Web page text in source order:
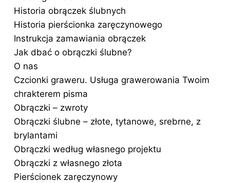
Historia obrączek ślubnych
Historia pierścionka zaręczynowego
Instrukcja zamawiania obrączek
Jak dbać o obrączki ślubne?
O nas
Czcionki graweru. Usługa grawerowania Twoim
chrakterem pisma
Obrączki – zwroty
Obrączki ślubne – złote, tytanowe, srebrne, z
brylantami
Obrączki według własnego projektu
Obrączki z własnego złota
Pierścionek zaręczynowy